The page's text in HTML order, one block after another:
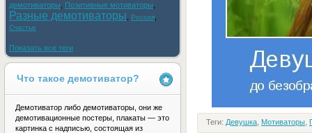
Теги: Девушка Мотиваторы
демотиваторы
Позитивные мотиваторы
Разные демотиваторы Россия
Счастье
Показать все теги
Что такое демотиватор?
Демотиватор либо демотиваторы, они же
демотивационные постеры, плакаты — это
картинка с надписью, состоящая из